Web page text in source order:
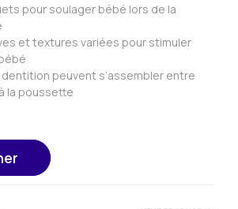
pour soulager bébé lors de la
et textures variées pour stimuler
dentition peuvent s’assembler entre
la poussette